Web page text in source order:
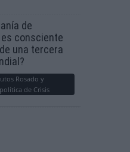
de
consciente
una tercera
Rosado y
de Crisis